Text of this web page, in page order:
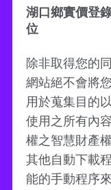
湖口鄉實價登
位
除非取得您的
網站絕不會將
用於蒐集目的
使用之所有內
權之智慧財產
其他自動下載
能的手動程序